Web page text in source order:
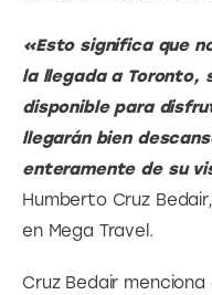
«Esto significa que
la llegada a Toronto,
disponible para
llegarán bien
enteramente de su
Humberto Cruz
en Mega Travel.
Cruz Bedair